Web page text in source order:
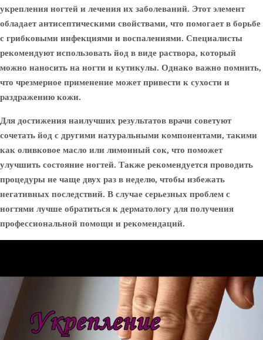
укрепления ногтей и лечения их заболеваний. Этот элемент
обладает антисептическими свойствами, что помогает в борьбе
с грибковыми инфекциями и воспалениями. Специалисты
рекомендуют использовать йод в виде раствора, который
можно наносить на ногти и кутикулы. Однако важно помнить,
что чрезмерное применение может привести к сухости и
раздражению кожи.
Для достижения наилучших результатов врачи советуют
сочетать йод с другими натуральными компонентами, такими
как оливковое масло или лимонный сок, что поможет
улучшить состояние ногтей. Также рекомендуется проводить
процедуры не чаще двух раз в неделю, чтобы избежать
негативных последствий. В случае серьезных проблем с
ногтями лучше обратиться к дерматологу для получения
профессиональной помощи и рекомендаций.